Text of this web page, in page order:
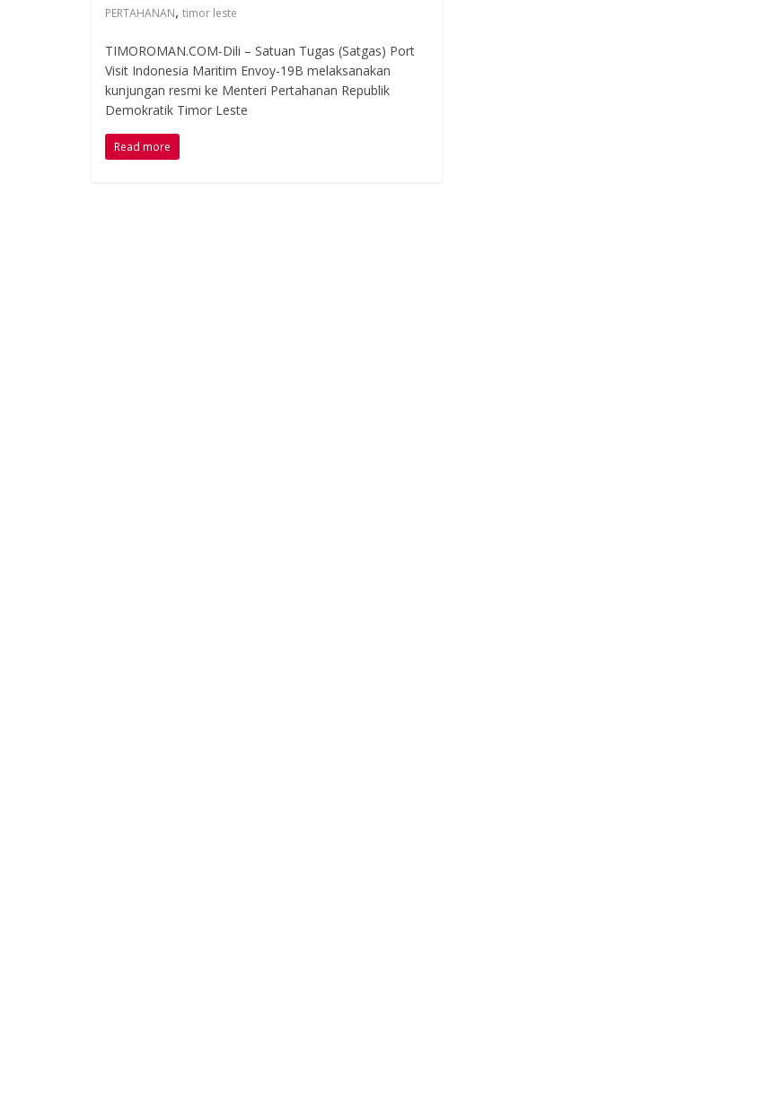
PERTAHANAN, timor leste
TIMOROMAN.COM-Dili – Satuan Tugas (Satgas) Port
Visit Indonesia Maritim Envoy-19B melaksanakan
kunjungan resmi ke Menteri Pertahanan Republik
Demokratik Timor Leste
Read more